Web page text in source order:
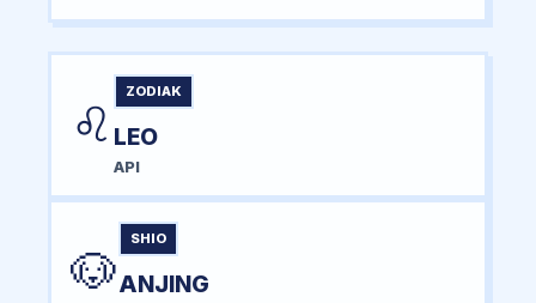
♌
ZODIAK
LEO
API
🐶
SHIO
ANJING